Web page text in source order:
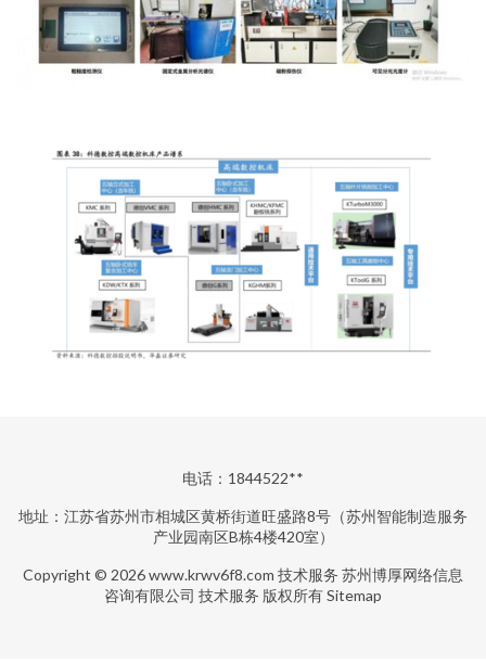
电话：1844522**
地址：江苏省苏州市相城区黄桥街道旺盛路8号（苏州智能制造服务
产业园南区B栋4楼420室）
Copyright © 2026www.krwv6f8.com 技术服务 苏州博厚网络信息
咨询有限公司 技术服务 版权所有Sitemap